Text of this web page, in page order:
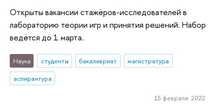
Открыты вакансии стажёров-исследователей в
лабораторию теории игр и принятия решений. Набор
ведётся до 1 марта.
Наука студенты бакалавриат
магистратура
аспирантура
15 февраля 2022